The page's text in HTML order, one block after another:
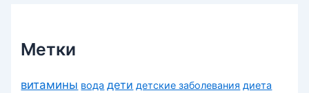
Метки
витамины вода дети детские заболевания диета